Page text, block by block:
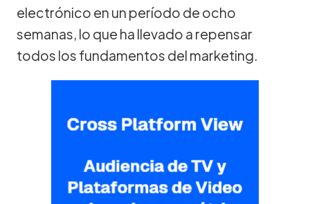
electrónico en un período de ocho
semanas, lo que ha llevado a repensar
todos los fundamentos del marketing.